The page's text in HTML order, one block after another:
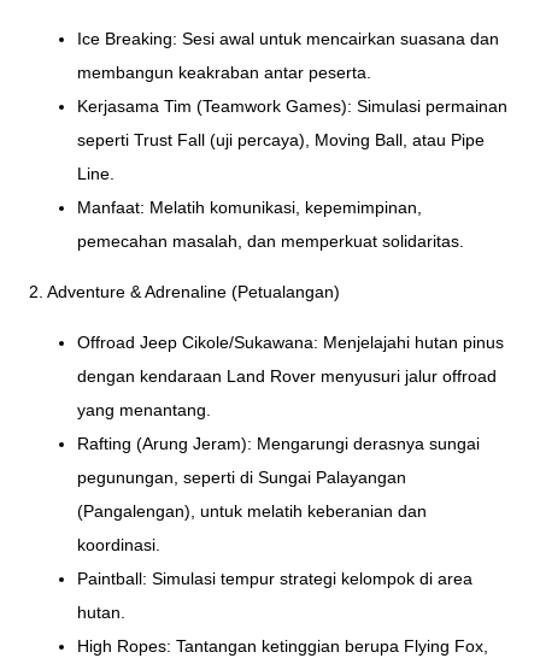
Ice Breaking: Sesi awal untuk mencairkan suasana dan
membangun keakraban antar peserta.
Kerjasama Tim (Teamwork Games): Simulasi permainan
seperti Trust Fall (uji percaya), Moving Ball, atau Pipe
Line.
Manfaat: Melatih komunikasi, kepemimpinan,
pemecahan masalah, dan memperkuat solidaritas.
2. Adventure & Adrenaline (Petualangan)
Offroad Jeep Cikole/Sukawana: Menjelajahi hutan pinus
dengan kendaraan Land Rover menyusuri jalur offroad
yang menantang.
Rafting (Arung Jeram): Mengarungi derasnya sungai
pegunungan, seperti di Sungai Palayangan
(Pangalengan), untuk melatih keberanian dan
koordinasi.
Paintball: Simulasi tempur strategi kelompok di area
hutan.
High Ropes: Tantangan ketinggian berupa Flying Fox,